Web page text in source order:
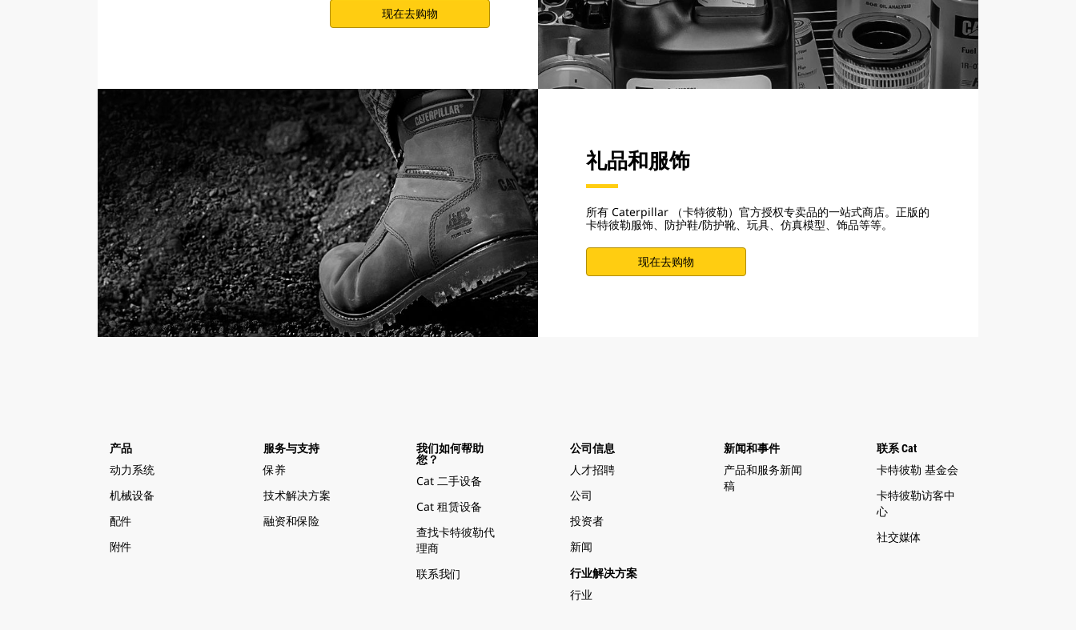
现在去购物
礼品和服饰
所有 Caterpillar （卡特彼勒）官方授权专卖品的一站式商店。正版的
卡特彼勒服饰、防护鞋/防护靴、玩具、仿真模型、饰品等等。
现在去购物
产品
动力系统
机械设备
配件
附件
服务与支持
保养
技术解决方案
融资和保险
我们如何帮助
您？
Cat 二手设备
Cat 租赁设备
查找卡特彼勒代
理商
联系我们
公司信息
人才招聘
公司
投资者
新闻
行业解决方案
行业
新闻和事件
产品和服务新闻
稿
联系 Cat
卡特彼勒 基金会
卡特彼勒访客中
心
社交媒体